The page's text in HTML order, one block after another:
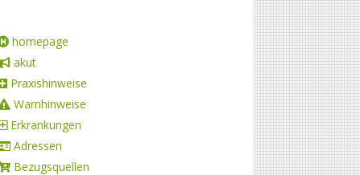
homepage
akut
Praxishinweise
Warnhinweise
Erkrankungen
Adressen
Bezugsquellen